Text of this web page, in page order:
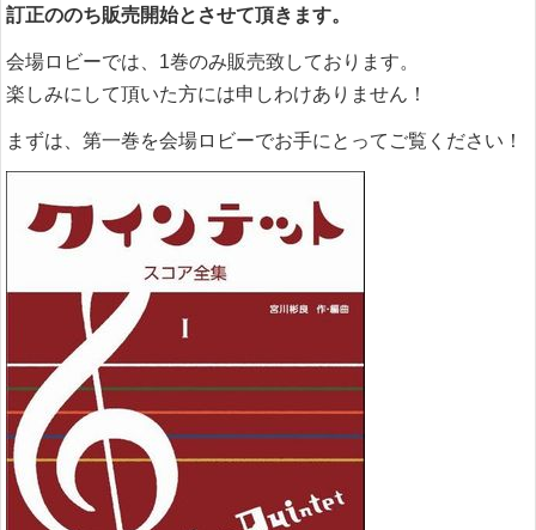
訂正ののち販売開始とさせて頂きます。
会場ロビーでは、1巻のみ販売致しております。
楽しみにして頂いた方には申しわけありません！
まずは、第一巻を会場ロビーでお手にとってご覧ください！